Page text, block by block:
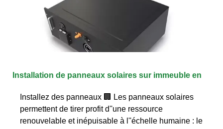
Installation de panneaux solaires sur immeuble en
Installez des panneaux 🏢 Les panneaux solaires
permettent de tirer profit d''une ressource
renouvelable et inépuisable à l''échelle humaine : le